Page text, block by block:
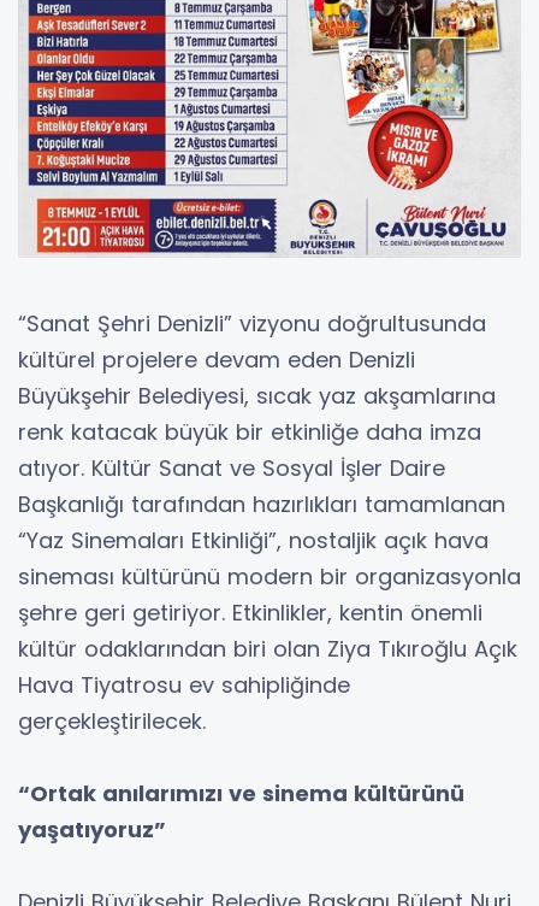
“Sanat Şehri Denizli” vizyonu doğrultusunda
kültürel projelere devam eden Denizli
Büyükşehir Belediyesi, sıcak yaz akşamlarına
renk katacak büyük bir etkinliğe daha imza
atıyor. Kültür Sanat ve Sosyal İşler Daire
Başkanlığı tarafından hazırlıkları tamamlanan
“Yaz Sinemaları Etkinliği”, nostaljik açık hava
sineması kültürünü modern bir organizasyonla
şehre geri getiriyor. Etkinlikler, kentin önemli
kültür odaklarından biri olan Ziya Tıkıroğlu Açık
Hava Tiyatrosu ev sahipliğinde
gerçekleştirilecek.
“Ortak anılarımızı ve sinema kültürünü
yaşatıyoruz”